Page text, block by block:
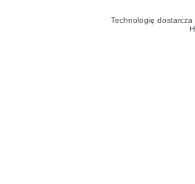
Technologię dostarcza